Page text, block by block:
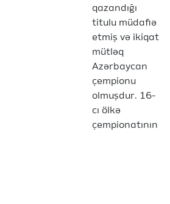
qazandığı
titulu müdafiə
etmiş və ikiqat
mütləq
Azərbaycan
çempionu
olmuşdur. 16-
cı ölkə
çempionatının